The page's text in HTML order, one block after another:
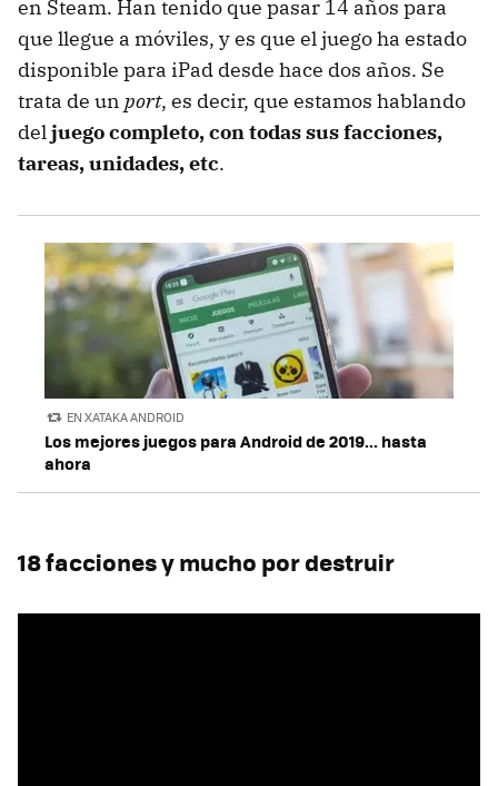
en Steam. Han tenido que pasar 14 años para
que llegue a móviles, y es que el juego ha estado
disponible para iPad desde hace dos años. Se
trata de un port, es decir, que estamos hablando
deljuego completo, con todas sus facciones,
tareas, unidades, etc.
EN XATAKA ANDROID
Los mejores juegos para Android de 2019... hasta
ahora
18 facciones y mucho por destruir